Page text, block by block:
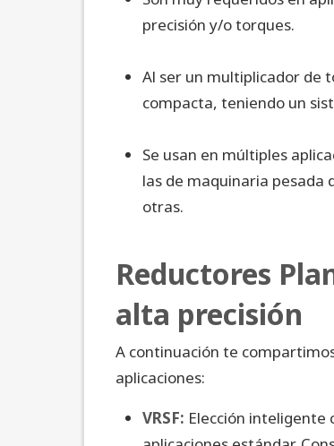
precisión y/o torques.
Al ser un multiplicador de
compacta, teniendo un
Se usan en múltiples
las de maquinaria
otras.
Reductores
alta precisión
A continuación te
aplicaciones:
VRSF: Elección